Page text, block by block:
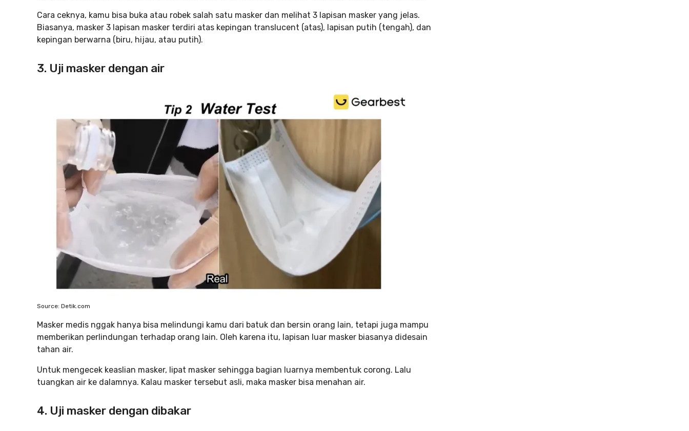
Cara ceknya, kamu bisa buka atau robek salah satu masker dan melihat 3 lapisan masker yang jelas.
Biasanya, masker 3 lapisan masker terdiri atas kepingan translucent (atas), lapisan putih (tengah), dan
kepingan berwarna (biru, hijau, atau putih).
3. Uji masker dengan air
Source: Detik.com
Masker medis nggak hanya bisa melindungi kamu dari batuk dan bersin orang lain, tetapi juga mampu
memberikan perlindungan terhadap orang lain. Oleh karena itu, lapisan luar masker biasanya didesain
tahan air.
Untuk mengecek keaslian masker, lipat masker sehingga bagian luarnya membentuk corong. Lalu
tuangkan air ke dalamnya. Kalau masker tersebut asli, maka masker bisa menahan air.
4. Uji masker dengan dibakar